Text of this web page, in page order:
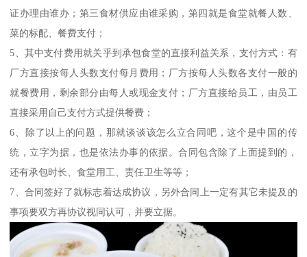
证办理由谁办；第三食材供应由谁采购，第四就是食堂就餐人数、
菜的标配、餐费支付；
5、其中支付费用就关乎到承包食堂的直接利益关系，支付方式：有
厂方直接按每人头数支付每月费用；厂方按每人头数各支付一般的
就餐费用，剩余部分由每人或现金支付；厂方直接给员工，由员工
直接采用自己支付方式提供餐费；
6、除了以上的问题，那就谈谈该怎么立合同吧，这个是中国的传
统，立字为据，也是依法办事的依据。合同包含除了上面提到的，
还有承包时长、食堂用工、责任卫生等等；
7、合同签好了就标志着达成协议，另外合同上一定有其它未提及的
事项要双方再协议视同认可，并要立据。